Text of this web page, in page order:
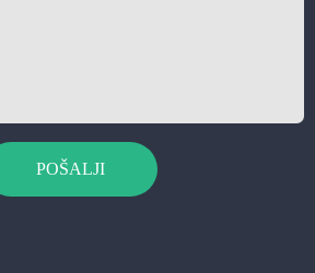
POŠALJI